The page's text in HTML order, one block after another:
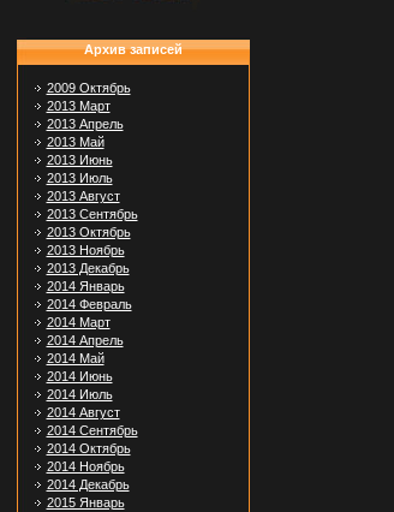
Архив записей
2009 Октябрь
2013 Март
2013 Апрель
2013 Май
2013 Июнь
2013 Июль
2013 Август
2013 Сентябрь
2013 Октябрь
2013 Ноябрь
2013 Декабрь
2014 Январь
2014 Февраль
2014 Март
2014 Апрель
2014 Май
2014 Июнь
2014 Июль
2014 Август
2014 Сентябрь
2014 Октябрь
2014 Ноябрь
2014 Декабрь
2015 Январь